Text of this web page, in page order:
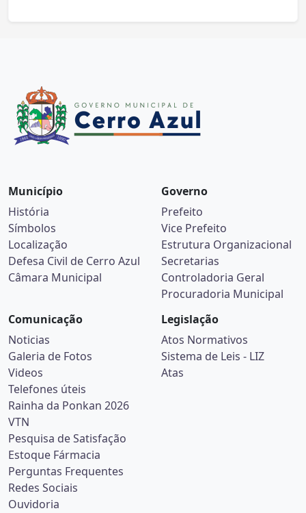
Município
História
Símbolos
Localização
Defesa Civil de Cerro Azul
Câmara Municipal
Governo
Prefeito
Vice Prefeito
Estrutura Organizacional
Secretarias
Controladoria Geral
Procuradoria Municipal
Comunicação
Noticias
Galeria de Fotos
Videos
Telefones úteis
Rainha da Ponkan 2026
VTN
Pesquisa de Satisfação
Estoque Fármacia
Perguntas Frequentes
Redes Sociais
Ouvidoria
Legislação
Atos Normativos
Sistema de Leis - LIZ
Atas